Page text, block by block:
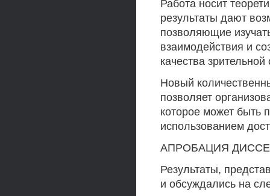
Работа носит
результаты дают
позволяющие
взаимодействия и
качества
Новый
позволяет
которое может быть
использованием
АПРОБАЦИЯ
Результаты,
и обсуждались на